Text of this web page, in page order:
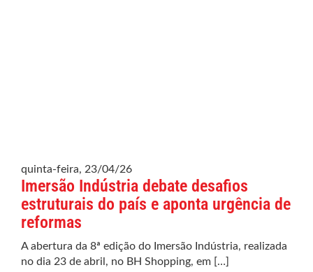
quinta-feira, 23/04/26
Imersão Indústria debate desafios
estruturais do país e aponta urgência de
reformas
A abertura da 8ª edição do Imersão Indústria, realizada
no dia 23 de abril, no BH Shopping, em […]